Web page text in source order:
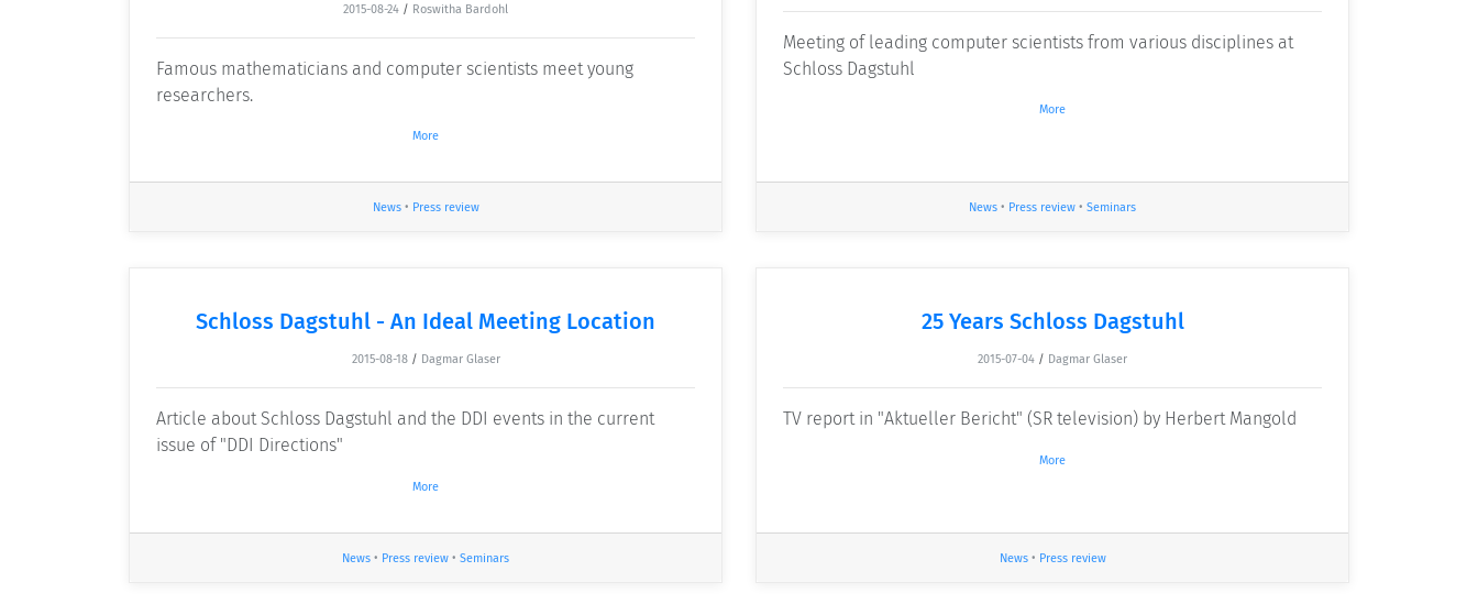
2015-08-24 / Roswitha Bardohl
Famous mathematicians and computer scientists meet young
researchers.
More
News• Press review
Meeting of leading computer scientists from various disciplines at
Schloss Dagstuhl
More
News • Press review • Seminars
Schloss Dagstuhl - An Ideal Meeting Location
2015-08-18 / Dagmar Glaser
Article about Schloss Dagstuhl and the DDI events in the current
issue of "DDI Directions"
More
News • Press review • Seminars
25 Years Schloss Dagstuhl
2015-07-04 / Dagmar Glaser
TV report in "Aktueller Bericht" (SR television) by Herbert Mangold
More
News• Press review